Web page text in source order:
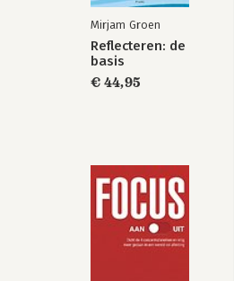
Mirjam Groen
Reflecteren: de
basis
€ 44,95